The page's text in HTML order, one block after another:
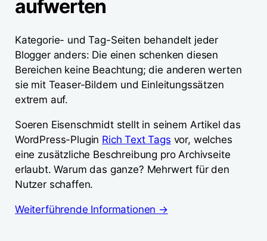
aufwerten
Kategorie- und Tag-Seiten behandelt jeder
Blogger anders: Die einen schenken diesen
Bereichen keine Beachtung; die anderen werten
sie mit Teaser-Bildern und Einleitungssätzen
extrem auf.
Soeren Eisenschmidt stellt in seinem Artikel das
WordPress-Plugin Rich Text Tags vor, welches
eine zusätzliche Beschreibung pro Archivseite
erlaubt. Warum das ganze? Mehrwert für den
Nutzer schaffen.
Weiterführende Informationen →